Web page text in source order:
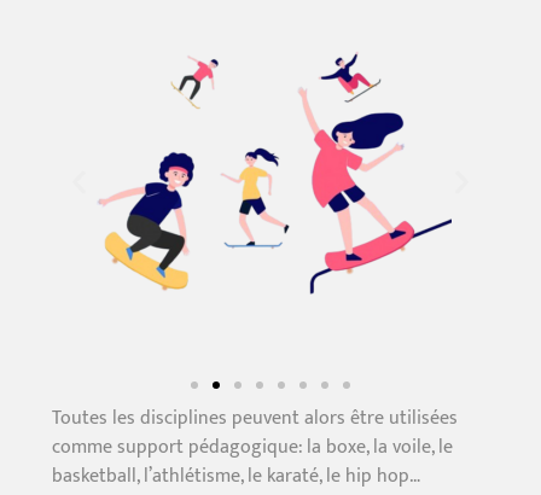
Toutes les disciplines peuvent alors être utilisées
comme support pédagogique: la boxe, la voile, le
basketball, l’athlétisme, le karaté, le hip hop…